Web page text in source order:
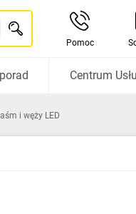
Pomoc
Centrum
i węży LED